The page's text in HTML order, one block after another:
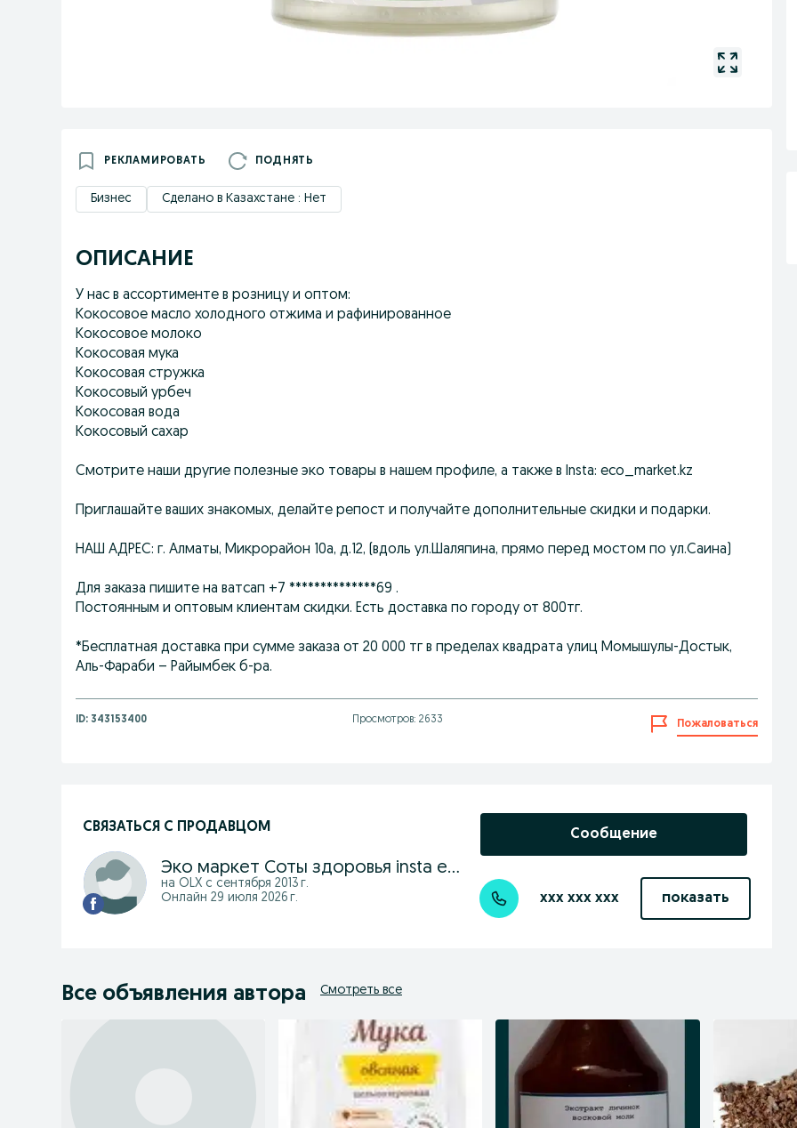
РЕКЛАМИРОВАТЬ ПОДНЯТЬ
Бизнес Сделано в Казахстане : Нет
ОПИСАНИЕ
У нас в ассортименте в розницу и оптом:
Кокосовое масло холодного отжима и рафинированное
Кокосовое молоко
Кокосовая мука
Кокосовая стружка
Кокосовый урбеч
Кокосовая вода
Кокосовый сахар
Смотрите наши другие полезные эко товары в нашем профиле, а также в Insta: eco_market.kz
Приглашайте ваших знакомых, делайте репост и получайте дополнительные скидки и подарки.
НАШ АДРЕС: г. Алматы, Микрорайон 10а, д.12, (вдоль ул.Шаляпина, прямо перед мостом по ул.Саина)
Для заказа пишите на ватсап +7 **************69 .
Постоянным и оптовым клиентам скидки. Есть доставка по городу от 800тг.
*Бесплатная доставка при сумме заказа от 20 000 тг в пределах квадрата улиц Момышулы-Достык,
Аль-Фараби – Райымбек б-ра.
ID: 343153400 Просмотров: 2633 Пожаловаться
СВЯЗАТЬСЯ С ПРОДАВЦОМ
Эко маркет Соты здоровья insta eco_market.kz
на OLX с сентября 2013 г.
Онлайн 29 июля 2026 г.
Сообщение
xxx xxx xxx показать
Все объявления автора Смотреть все